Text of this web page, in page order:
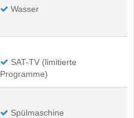
Wasser
SAT-TV (limitierte
Programme)
Spülmaschine